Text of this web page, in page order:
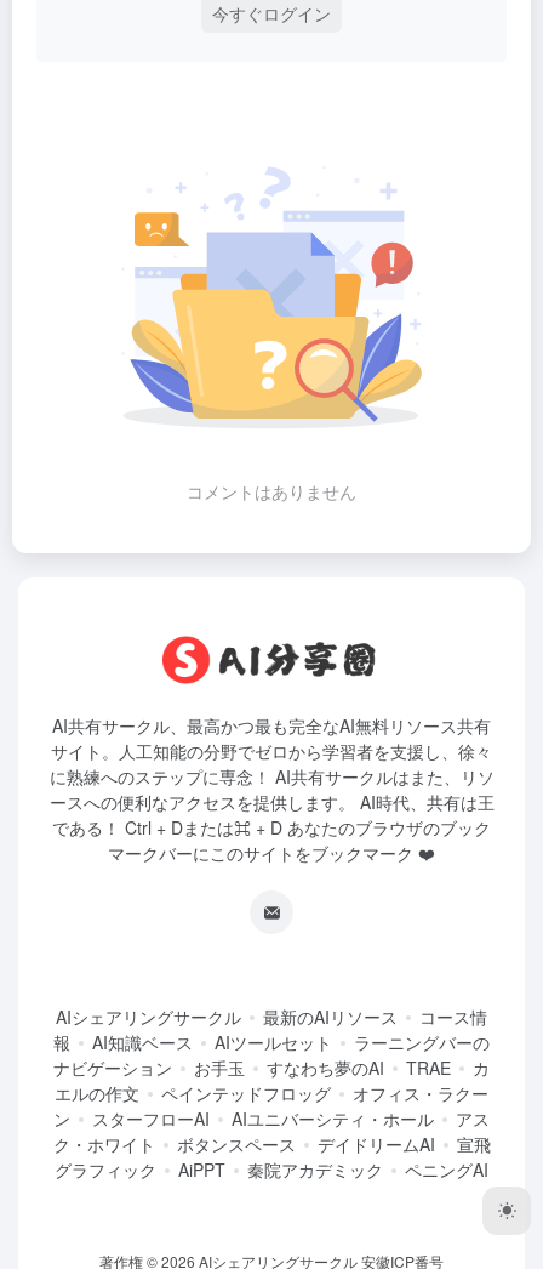
今すぐログイン
コメントはありません
AI共有サークル、最高かつ最も完全なAI無料リソース共有
サイト。人工知能の分野でゼロから学習者を支援し、徐々
に熟練へのステップに専念！ AI共有サークルはまた、リソ
ースへの便利なアクセスを提供します。 AI時代、共有は王
である！ Ctrl + Dまたは⌘ + D あなたのブラウザのブック
マークバーにこのサイトをブックマーク ❤️
AIシェアリングサークル 最新のAIリソース
コース情
報
AI知識ベース AIツールセット
ラーニングバーの
ナビゲーション
お手玉 すなわち夢のAI TRAE
カ
エルの作文
ペインテッドフロッグ
オフィス・ラクー
ン
スターフローAI AIユニバーシティ・ホール
アス
ク・ホワイト
ボタンスペース デイドリームAI
宣飛
グラフィック
AiPPT 秦院アカデミック ペニングAI
著作権 © 2026 AIシェアリングサークル安徽ICP番号